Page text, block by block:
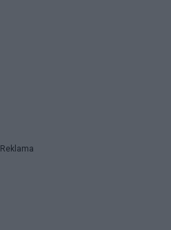
Reklama